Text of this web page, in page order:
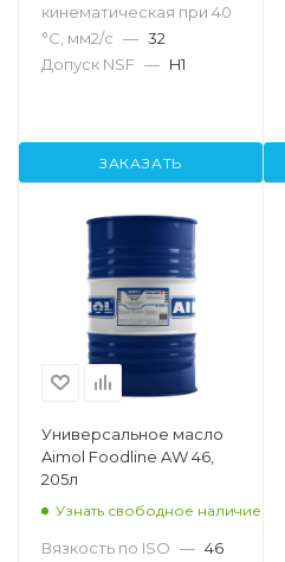
кинематическая при 40
°С, мм2/с — 32
Допуск NSF — H1
ЗАКАЗАТЬ
Универсальное масло
Aimol Foodline AW 46,
205л
Узнать свободное наличие
Вязкость по ISO — 46